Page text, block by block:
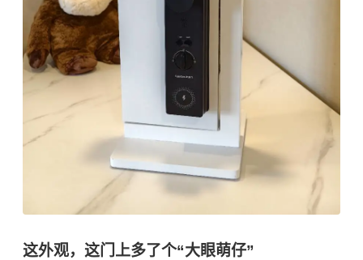
这外观，这门上多了个“大眼萌仔”